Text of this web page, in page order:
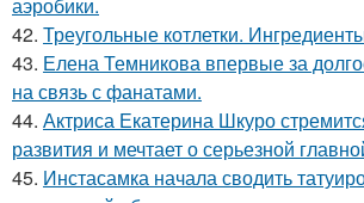
42. Треугольные котлетки.
43. Елена Темникова впервые за
на связь с фанатами.
44. Актриса Екатерина Шкуро
развития и мечтает о серьезной
45. Инстасамка начала сводить